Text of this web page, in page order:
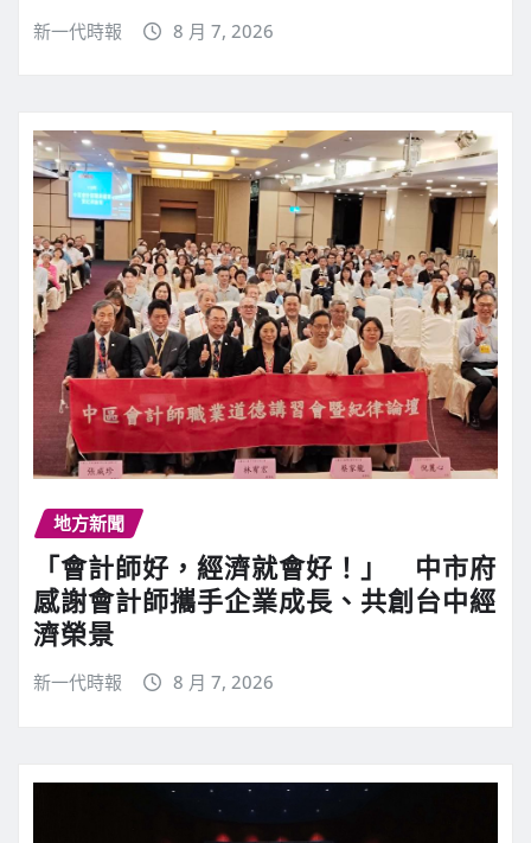
新一代時報 8 月 7, 2026
地方新聞
「會計師好，經濟就會好！」 中市府
感謝會計師攜手企業成長、共創台中經
濟榮景
新一代時報 8 月 7, 2026